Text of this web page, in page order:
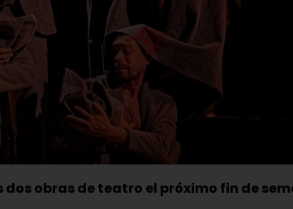
obras de teatro el próximo fin de